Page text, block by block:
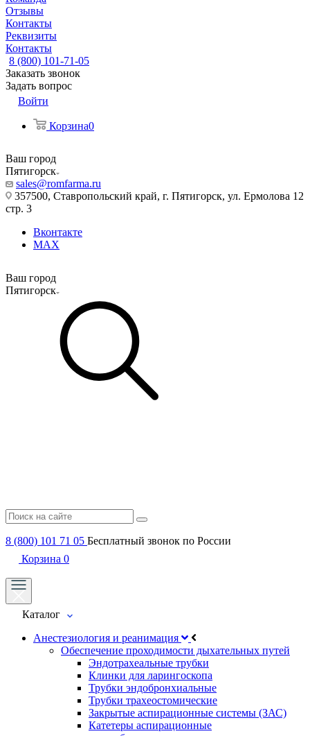
Отзывы
Контакты
Реквизиты
Контакты
8 (800) 101-71-05
Заказать звонок
Задать вопрос
Войти
Корзина0
Ваш город
Пятигорск
sales@romfarma.ru
357500, Ставропольский край, г. Пятигорск, ул. Ермолова 12
стр. 3
Вконтакте
MAX
Ваш город
Пятигорск
8 (800) 101 71 05 Бесплатный звонок по России
Корзина 0
Каталог
Анестезиология и реанимация
Обеспечение проходимости дыхательных путей
Эндотрахеальные трубки
Клинки для ларингоскопа
Трубки эндобронхиальные
Трубки трахеостомические
Закрытые аспирационные системы (ЗАС)
Катетеры аспирационные